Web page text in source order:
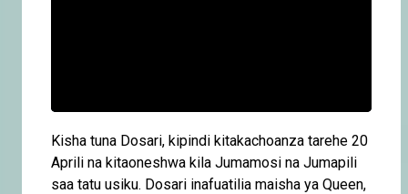
Kisha tuna Dosari, kipindi kitakachoanza tarehe 20
Aprili na kitaoneshwa kila Jumamosi na Jumapili
saa tatu usiku. Dosari inafuatilia maisha ya Queen,